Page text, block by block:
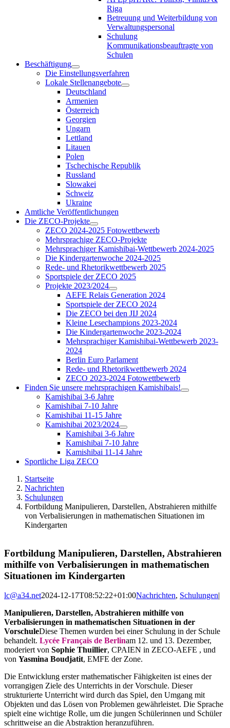
Riga
Betreuung und Weiterbildung von
Verwaltungspersonal
Schulung
Kommunikationsbeauftragte von
Schulen
Beschäftigung
Die Einstellungsverfahren
Lokale Stellenangebote
Deutschland
Armenien
Österreich
Georgien
Ungarn
Lettland
Litauen
Polen
Tschechische Republik
Russland
Slowakei
Schweiz
Ukraine
Amtliche Veröffentlichungen
Die ZECO-Projekte
ZECO 2024-2025 Fotowettbewerb
Mehrsprachige ZECO-Projekte
Mehrsprachiger Kamishibai-Wettbewerb 2024-2025
Die Kindergartenwoche 2024-2025
Rede- und Rhetorikwettbewerb 2025
Sportspiele der ZECO 2025
Projekte 2023/2024
AEFE Relais Generation 2024
Sportspiele der ZECO 2024
Die ZECO bei den JIJ 2024
Kleine Lesechampions 2023-2024
Die Kindergartenwoche 2023-2024
Mehrsprachiger Kamishibai-Wettbewerb 2023-
2024
Berlin Euro Parlament
Rede- und Rhetorikwettbewerb 2024
ZECO 2023-2024 Fotowettbewerb
Finden Sie unsere mehrsprachigen Kamishibais!
Kamishibai 3-6 Jahre
Kamishibai 7-10 Jahre
Kamishibai 11-15 Jahre
Kamishibai 2023/2024
Kamishibai 3-6 Jahre
Kamishibai 7-10 Jahre
Kamishibai 11-14 Jahre
Sportliche Liga ZECO
Startseite
Nachrichten
Schulungen
Fortbildung Manipulieren, Darstellen, Abstrahieren mithilfe
von Verbalisierungen in mathematischen Situationen im
Kindergarten
Fortbildung Manipulieren, Darstellen, Abstrahieren
mithilfe von Verbalisierungen in mathematischen
Situationen im Kindergarten
lc@a34.net2024-12-17T08:52:22+01:00Nachrichten, Schulungen|
Manipulieren, Darstellen, Abstrahieren mithilfe von
Verbalisierungen in mathematischen Situationen in der
VorschuleDiese Themen wurden bei einer Schulung in der Schule
behandelt. Lycée Français de Berlinam 12. und 13. Dezember,
moderiert von Sophie Thuillier, CPAIEN in ZECO-AEFE , und
von Yasmina Boudjatit, EMFE der Zone.
Die Entwicklung erster mathematischer Fähigkeiten ist eines der
vorrangigen Ziele des Unterrichts in der Vorschule. Dieser
strukturierte Unterricht wird durch das Spiel, den Umgang mit
Objekten und das Lösen von Problemen gewährleistet. Die Sprache
spielt eine wichtige Rolle, um die jungen Schülerinnen und Schüler
schrittweise an die Abstraktion heranzuführen.